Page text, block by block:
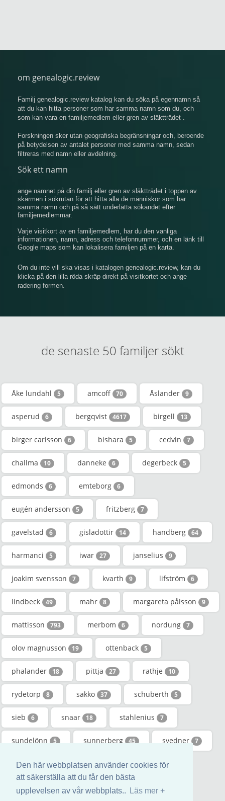
Den här webbplatsen använder cookies för
att säkerställa att du får den bästa
upplevelsen av vår webbplats..
Läs mer +
om genealogic.review
Familj genealogic.review katalog kan du söka på egennamn så
att du kan hitta personer som har samma namn som du, och
som kan vara en familjemedlem eller gren av släktträdet .
Forskningen sker utan geografiska begränsningar och, beroende
på betydelsen av antalet personer med samma namn, sedan
filtreras med namn eller avdelning.
Sök ett namn
ange namnet på din familj eller gren av släktträdet i toppen av
skärmen i sökrutan för att hitta alla de människor som har
samma namn och på så sätt underlätta sökandet efter
familjemedlemmar.
Varje visitkort av en familjemedlem, har du den vanliga
informationen, namn, adress och telefonnummer, och en länk till
Google maps som kan lokalisera familjen på en karta.
Om du inte vill ska visas i katalogen genealogic.review, kan du
klicka på den lilla röda skräp direkt på visitkortet och ange
radering formen.
de senaste 50 familjer sökt
Åke lundahl 5 amcoff 70 Åslander 9
asperud 6 bergqvist 4617 birgell 13
birger carlsson 6 bishara 5 cedvin 7
challma 10 danneke 6 degerbeck 5
edmonds 6 emteborg 6
eugén andersson 5 fritzberg 7
gavelstad 6 gisladottir 14 handberg 64
harmanci 5 iwar 27 janselius 9
joakim svensson 7 kvarth 9 lifström 6
lindbeck 49 mahr 8 margareta pålsson 9
mattisson 793 merbom 6 nordung 7
olov magnusson 19 ottenback 5
phalander 18 pittja 27 rathje 10
rydetorp 8 sakko 37 schuberth 5
sieb 6 snaar 18 stahlenius 7
sundelönn 5 sunnerberg 45 svedner 7
tegelind 9 tjörnhed 7 tverling
uhnell 5